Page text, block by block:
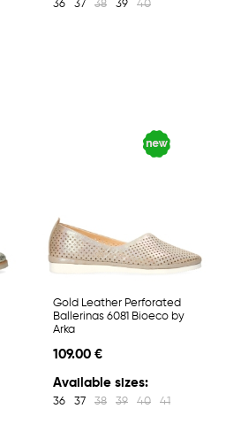
36 37 38 39 40
Gold Leather Perforated
Ballerinas 6081 Bioeco by
Arka
109.00 €
Available sizes:
36 37 38 39 40 41